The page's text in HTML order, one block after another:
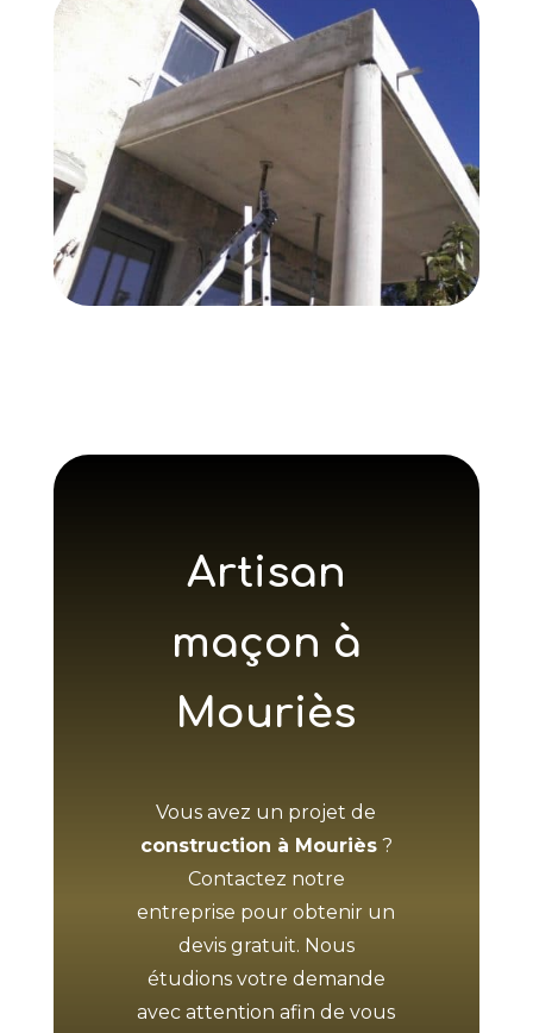
Artisan
maçon à
Mouriès
Vous avez un projet de
construction à Mouriès?
Contactez notre
entreprise pour obtenir un
devis gratuit. Nous
étudions votre demande
avec attention afin de vous